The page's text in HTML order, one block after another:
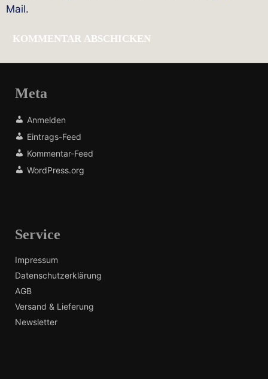
Mail.
Meta
Anmelden
Eintrags-Feed
Kommentar-Feed
WordPress.org
Service
Impressum
Datenschutzerklärung
AGB
Versand & Lieferung
Newsletter